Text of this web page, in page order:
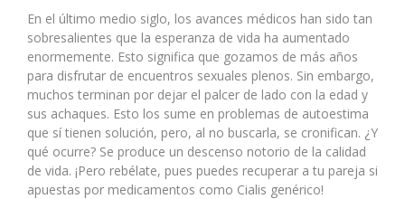
En el último medio siglo, los avances médicos han sido tan
sobresalientes que la esperanza de vida ha aumentado
enormemente. Esto significa que gozamos de más años
para disfrutar de encuentros sexuales plenos. Sin embargo,
muchos terminan por dejar el palcer de lado con la edad y
sus achaques. Esto los sume en problemas de autoestima
que sí tienen solución, pero, al no buscarla, se cronifican. ¿Y
qué ocurre? Se produce un descenso notorio de la calidad
de vida. ¡Pero rebélate, pues puedes recuperar a tu pareja si
apuestas por medicamentos como Cialis genérico!